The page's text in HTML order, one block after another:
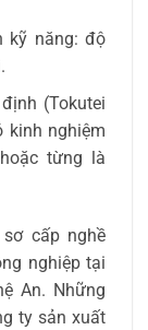
kỹ năng: độ
(Tokutei
kinh nghiệm
từng là
cấp nghề
nghiệp tại
An. Những
ty sản xuất